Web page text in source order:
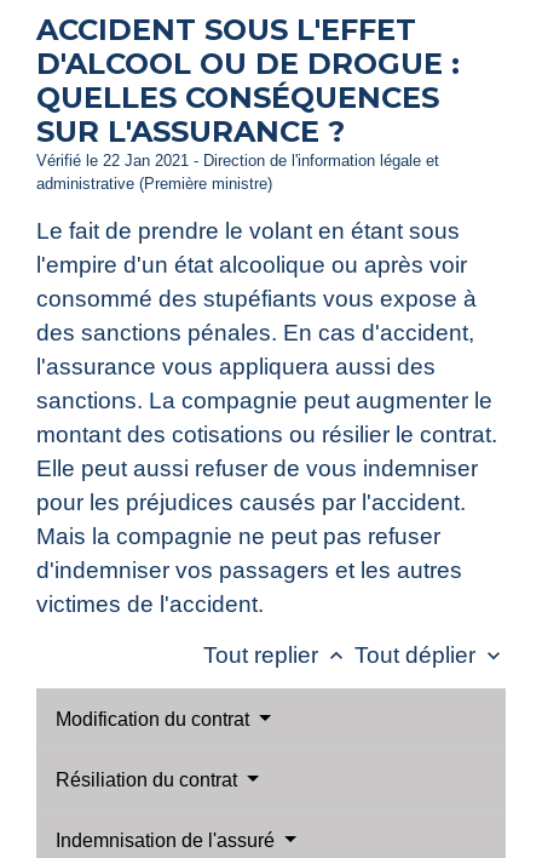
ACCIDENT SOUS L'EFFET
D'ALCOOL OU DE DROGUE :
QUELLES CONSÉQUENCES
SUR L'ASSURANCE ?
Vérifié le 22 Jan 2021 - Direction de l'information légale et
administrative (Première ministre)
Le fait de prendre le volant en étant sous
l'empire d'un état alcoolique ou après voir
consommé des stupéfiants vous expose à
des sanctions pénales. En cas d'accident,
l'assurance vous appliquera aussi des
sanctions. La compagnie peut augmenter le
montant des cotisations ou résilier le contrat.
Elle peut aussi refuser de vous indemniser
pour les préjudices causés par l'accident.
Mais la compagnie ne peut pas refuser
d'indemniser vos passagers et les autres
victimes de l'accident.
Tout replier keyboard_arrow_up Tout déplier keyboard_arrow_down
Modification du contrat
Résiliation du contrat
Indemnisation de l'assuré